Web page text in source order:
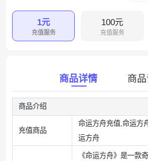
1元
充值服务
100元
充值服务
商品详情 商
商品介绍
充值商品
命运方舟充值,命运方
运方舟
《命运方舟》是一款